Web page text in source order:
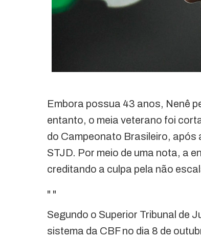
Embora possua 43 anos, Nenê
entanto, o meia veterano foi
do Campeonato Brasileiro, após
STJD. Por meio de uma nota, a
creditando a culpa pela não
" "
Segundo o Superior Tribunal de
sistema da CBF no dia 8 de